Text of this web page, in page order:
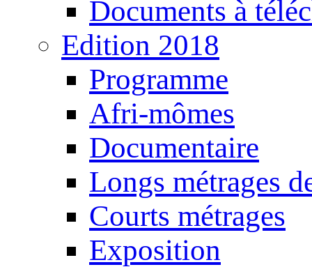
Documents à
Edition 2018
Programme
Afri-mômes
Documentaire
Longs métrages
Courts métrages
Exposition